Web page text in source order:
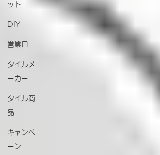
ット
DIY
営業日
タイルメ
ーカー
タイル商
品
キャンペ
ーン